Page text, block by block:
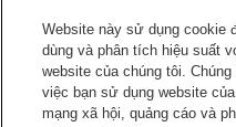
Rất tốt Đánh giá:72
Tiện nghi chỗ nghỉ
Bãi đỗ xe
Website này sử dụng cookie
dùng và phân tích hiệu suất
website của chúng tôi.
việc bạn sử dụng website
mạng xã hội, quảng cáo và